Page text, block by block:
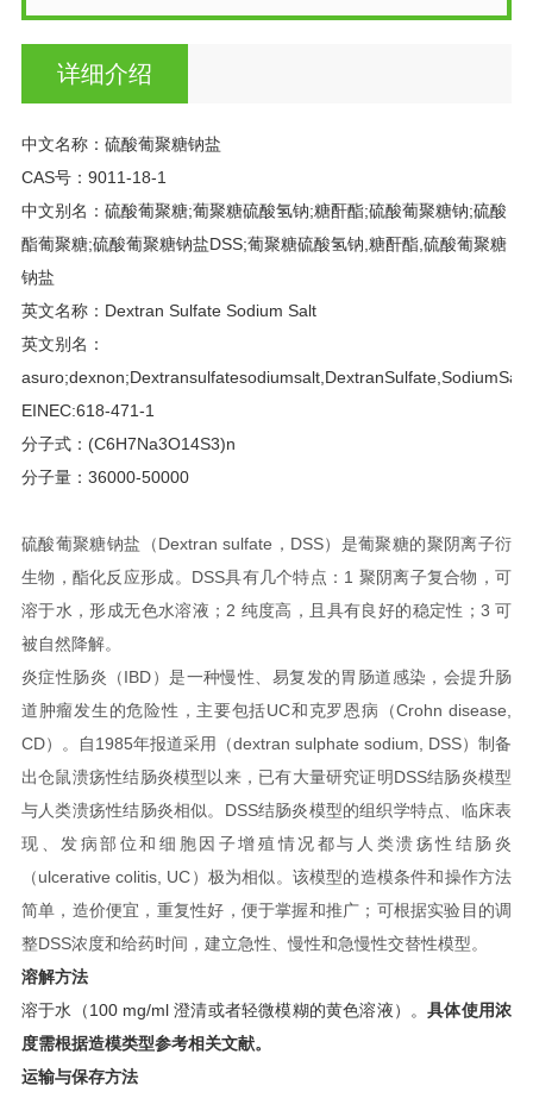
详细介绍
中文名称：硫酸葡聚糖钠盐
CAS号：9011-18-1
中文别名：硫酸葡聚糖;葡聚糖硫酸氢钠;糖酐酯;硫酸葡聚糖钠;硫酸
酯葡聚糖;硫酸葡聚糖钠盐DSS;葡聚糖硫酸氢钠,糖酐酯,硫酸葡聚糖
钠盐
英文名称：Dextran Sulfate Sodium Salt
英文别名：
asuro;dexnon;Dextransulfatesodiumsalt,DextranSulfate,SodiumSalt,
EINEC:618-471-1
分子式：(C6H7Na3O14S3)n
分子量：36000-50000
硫酸葡聚糖钠盐（Dextran sulfate，DSS）是葡聚糖的聚阴离子衍
生物，酯化反应形成。DSS具有几个特点：1 聚阴离子复合物，可
溶于水，形成无色水溶液；2 纯度高，且具有良好的稳定性；3 可
被自然降解。
炎症性肠炎（IBD）是一种慢性、易复发的胃肠道感染，会提升肠
道肿瘤发生的危险性，主要包括UC和克罗恩病（Crohn disease,
CD）。自1985年报道采用（dextran sulphate sodium, DSS）制备
出仓鼠溃疡性结肠炎模型以来，已有大量研究证明DSS结肠炎模型
与人类溃疡性结肠炎相似。DSS结肠炎模型的组织学特点、临床表
现、发病部位和细胞因子增殖情况都与人类溃疡性结肠炎
（ulcerative colitis, UC）极为相似。该模型的造模条件和操作方法
简单，造价便宜，重复性好，便于掌握和推广；可根据实验目的调
整DSS浓度和给药时间，建立急性、慢性和急慢性交替性模型。
溶解方法
溶于水（100 mg/ml 澄清或者轻微模糊的黄色溶液）。具体使用浓
度需根据造模类型参考相关文献。
运输与保存方法